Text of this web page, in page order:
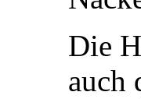
Die
auch